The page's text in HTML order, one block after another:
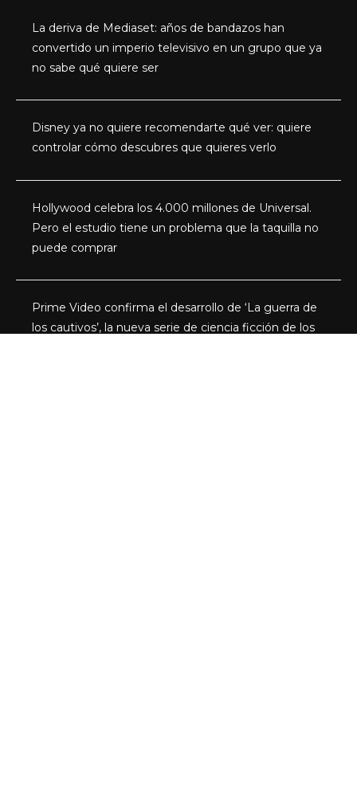
La deriva de Mediaset: años de bandazos han
convertido un imperio televisivo en un grupo que ya
no sabe qué quiere ser
Disney ya no quiere recomendarte qué ver: quiere
controlar cómo descubres que quieres verlo
Hollywood celebra los 4.000 millones de Universal.
Pero el estudio tiene un problema que la taquilla no
puede comprar
Prime Video confirma el desarrollo de ‘La guerra de
los cautivos’, la nueva serie de ciencia ficción de los